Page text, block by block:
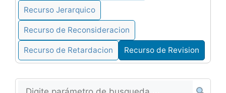
Recurso Jerarquico
Recurso de Reconsideracion
Recurso de Retardacion Recurso de Revision